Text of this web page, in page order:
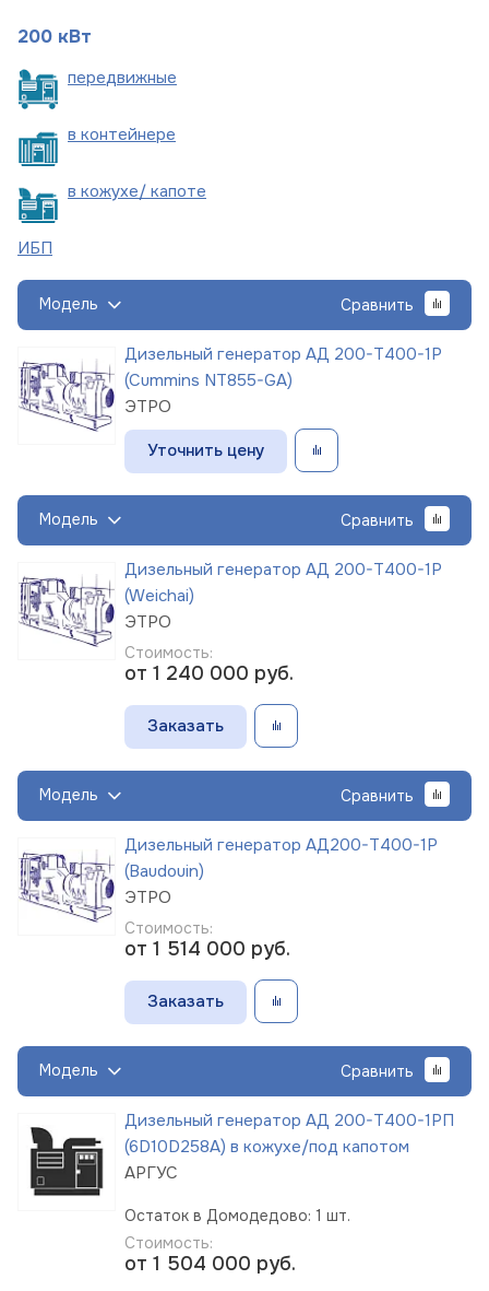
200 кВт
передвижные
в контейнере
в кожухе/ капоте
ИБП
Модель Сравнить
Дизельный генератор АД 200-Т400-1Р
(Cummins NT855-GA)
ЭТРО
Уточнить цену
Модель Сравнить
Дизельный генератор АД 200-Т400-1Р
(Weichai)
ЭТРО
Стоимость:
от 1 240 000 руб.
Заказать
Модель Сравнить
Дизельный генератор АД200-Т400-1Р
(Baudouin)
ЭТРО
Стоимость:
от 1 514 000 руб.
Заказать
Модель Сравнить
Дизельный генератор АД 200-Т400-1РП
(6D10D258A) в кожухе/под капотом
АРГУС
Остаток в Домодедово: 1 шт.
Стоимость:
от 1 504 000 руб.